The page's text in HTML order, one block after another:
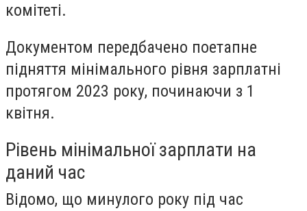
комітеті.
Документом передбачено поетапне
підняття мінімального рівня зарплатні
протягом 2023 року, починаючи з 1
квітня.
Рівень мінімальної зарплати на
даний час
Відомо, що минулого року під час